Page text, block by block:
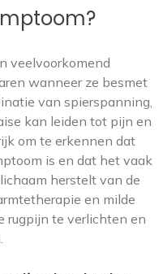
veelvoorkomend
wanneer ze besmet
van spierspanning,
kan leiden tot pijn en
om te erkennen dat
is en dat het vaak
herstelt van de
en milde
rugpijn te verlichten en